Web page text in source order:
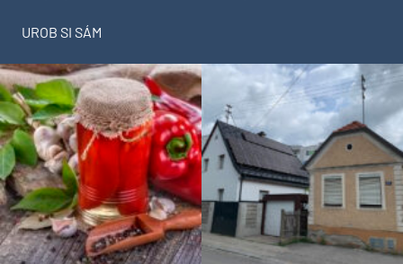
UROB SI SÁM